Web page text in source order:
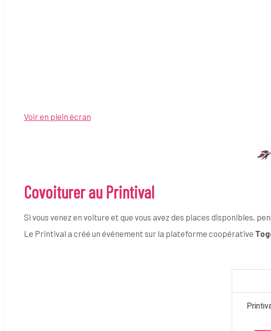
Voir en plein écran
Covoiturer au Printival
Si vous venez en voiture et que vous avez des places disponibles,
Le Printival a créé un événement sur la plateforme coopérative